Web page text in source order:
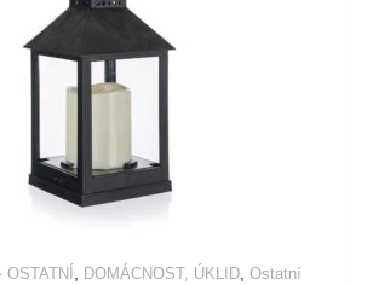
DOMÁCNOST, ÚKLID, Ostatní